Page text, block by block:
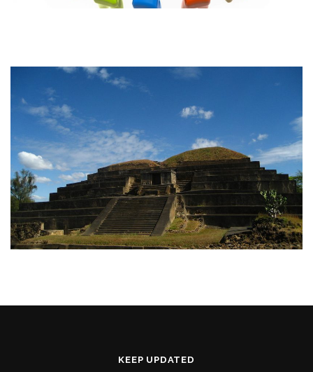
KEEP UPDATED